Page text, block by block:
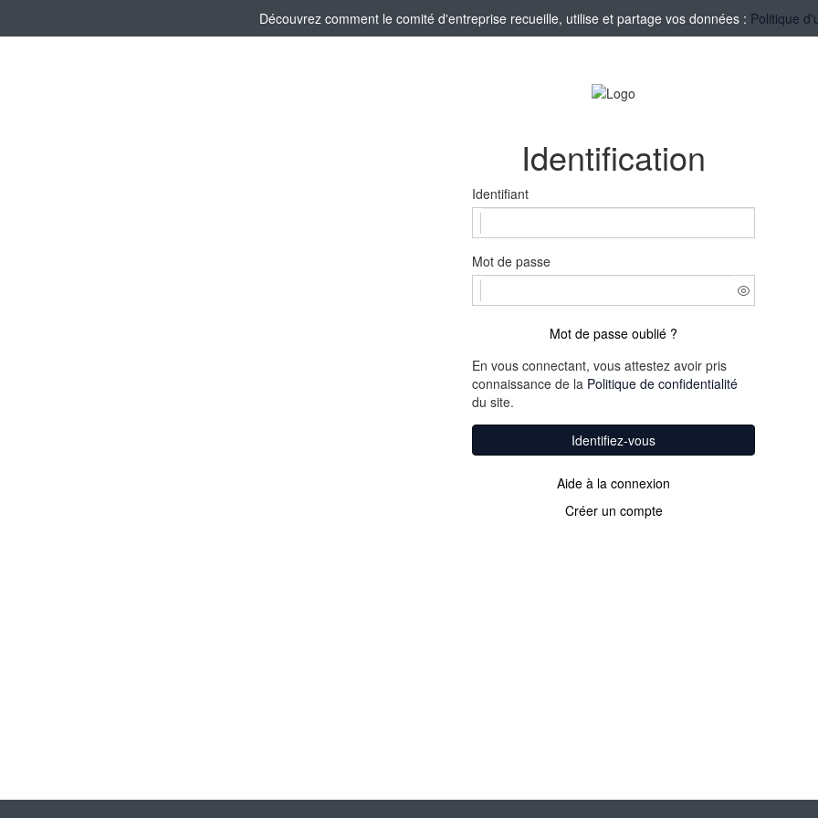
Découvrez comment le comité d'entreprise recueille, utilise et partage vos données : Politique
Identification
Identifiant
Mot de passe
Mot de passe oublié ?
En vous connectant, vous attestez avoir pris
connaissance de la Politique de confidentialité
du site.
Identifiez-vous
Aide à la connexion
Créer un compte